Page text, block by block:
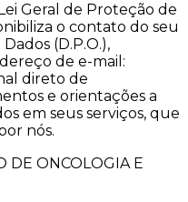
Geral de Proteção de
o contato do seu
(D.P.O.),
de e-mail:
direto de
e orientações a
em seus serviços, que
nós.
DE ONCOLOGIA E